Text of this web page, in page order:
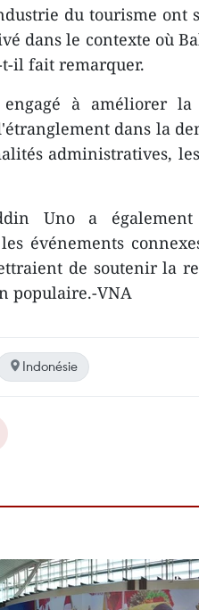
du tourisme ont
dans le contexte où
il fait remarquer.
à améliorer la
dans la
administratives,
Uno a
événements
de soutenir la
populaire.-VNA
Indonésie